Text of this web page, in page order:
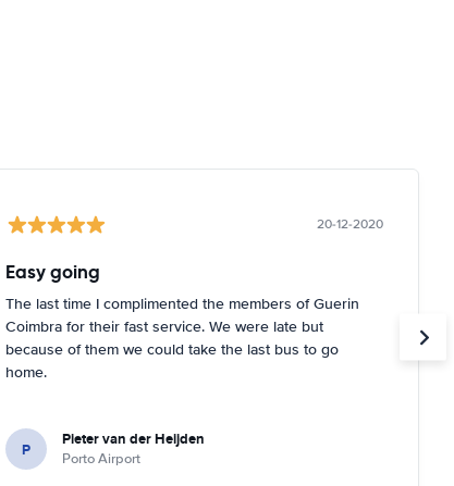
20-12-2020
Easy going
The last time I complimented the members of Guerin
Coimbra for their fast service. We were late but
because of them we could take the last bus to go
home.
P Pieter van der Heijden
Porto Airport